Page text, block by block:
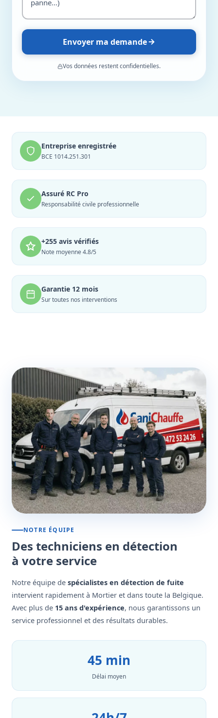
Envoyer ma demande
Vos données restent confidentielles.
Entreprise enregistrée
BCE 1014.251.301
Assuré RC Pro
Responsabilité civile professionnelle
+255 avis vérifiés
Note moyenne 4.8/5
Garantie 12 mois
Sur toutes nos interventions
NOTRE ÉQUIPE
Des techniciens en détection
à votre service
Notre équipe de spécialistes en détection de fuite
intervient rapidement à Mortier et dans toute la Belgique.
Avec plus de 15 ans d'expérience, nous garantissons un
service professionnel et des résultats durables.
45 min
Délai moyen